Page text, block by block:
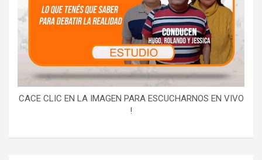
CACE CLIC EN LA IMAGEN PARA ESCUCHARNOS EN VIVO
!